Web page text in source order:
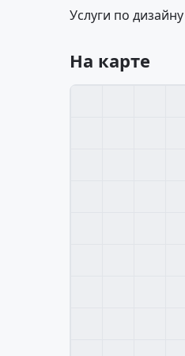
Услуги по
На карте